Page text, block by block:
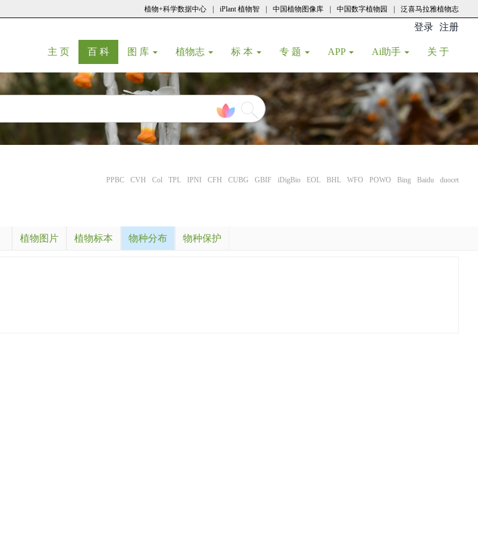
植物+科学数据中心 iPlant 植物智 中国植物图像库 中国数字植物园 泛喜马拉雅植物志
登录 注册
主 页(current)
百 科(current)
图 库 植物志 标 本 专 题 APP Ai助手 关 于
PPBC CVH Col TPL IPNI CFH CUBG GBIF iDigBio EOL BHL WFO POWO Bing Baidu duocet
植物图片 植物标本 物种分布 物种保护